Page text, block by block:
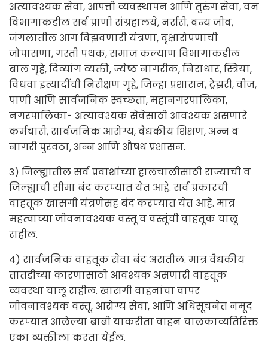
अत्यावश्यक सेवा, आपत्ती व्यवस्थापन आणि तुरुंग सेवा, वन
विभागाकडील सर्व प्राणी संग्रहालये, नर्सरी, वन्य जीव,
जंगलातील आग विझवणारी यंत्रणा, वृक्षारोपणाची
जोपासणा, गस्ती पथक, समाज कल्याण विभागाकडील
बाल गृहे, दिव्यांग व्यक्ती, ज्येष्ठ नागरीक, निराधार, स्त्रिया,
विधवा इत्यादींची निरीक्षण गृहे, जिल्हा प्रशासन, ट्रेझरी, वीज,
पाणी आणि सार्वजनिक स्वच्छता, महानगरपालिका,
नगरपालिका- अत्यावश्यक सेवेसाठी आवश्यक असणारे
कर्मचारी, सार्वजनिक आरोग्य, वैद्यकीय शिक्षण, अन्न व
नागरी पुरवठा, अन्न आणि औषध प्रशासन.
3) जिल्ह्यातील सर्व प्रवाशांच्या हालचालीसाठी राज्याची व
जिल्ह्याची सीमा बंद करण्यात येत आहे. सर्व प्रकारची
वाहतूक खासगी यंत्रणेसह बंद करण्यात येत आहे. मात्र
महत्वाच्या जीवनावश्यक वस्तू व वस्तूंची वाहतूक चालू
राहील.
4) सार्वजनिक वाहतूक सेवा बंद असतील. मात्र वैद्यकीय
तातडीच्या कारणासाठी आवश्यक असणारी वाहतूक
व्यवस्था चालू राहील. खासगी वाहनांचा वापर
जीवनावश्यक वस्तू, आरोग्य सेवा, आणि अधिसूचनेत नमूद
करण्यात आलेल्या बाबी याकरीता वाहन चालकाव्यतिरिक्त
एका व्यक्तीला करता येईल.